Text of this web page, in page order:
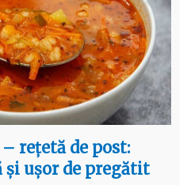
rețetă de post:
și ușor de pregătit